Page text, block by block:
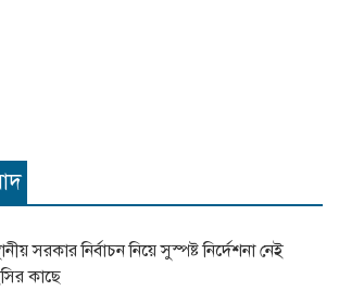
সরকার নির্বাচন নিয়ে সুস্পষ্ট নির্দেশনা নেই
কাছে